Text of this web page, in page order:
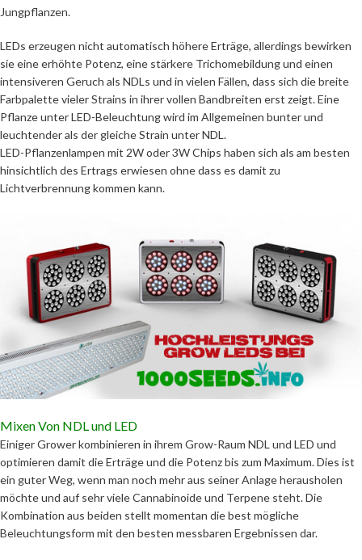
Jungpflanzen.
LEDs erzeugen nicht automatisch höhere Erträge, allerdings bewirken
sie eine erhöhte Potenz, eine stärkere Trichomebildung und einen
intensiveren Geruch als NDLs und in vielen Fällen, dass sich die breite
Farbpalette vieler Strains in ihrer vollen Bandbreiten erst zeigt. Eine
Pflanze unter LED-Beleuchtung wird im Allgemeinen bunter und
leuchtender als der gleiche Strain unter NDL.
LED-Pflanzenlampen mit 2W oder 3W Chips haben sich als am besten
hinsichtlich des Ertrags erwiesen ohne dass es damit zu
Lichtverbrennung kommen kann.
Mixen Von NDL und LED
Einiger Grower kombinieren in ihrem Grow-Raum NDL und LED und
optimieren damit die Erträge und die Potenz bis zum Maximum. Dies ist
ein guter Weg, wenn man noch mehr aus seiner Anlage herausholen
möchte und auf sehr viele Cannabinoide und Terpene steht. Die
Kombination aus beiden stellt momentan die best mögliche
Beleuchtungsform mit den besten messbaren Ergebnissen dar.